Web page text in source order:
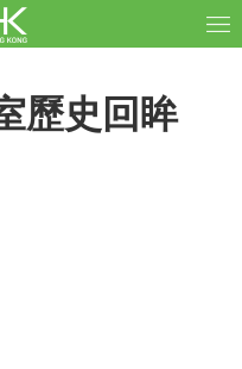
歷史回眸